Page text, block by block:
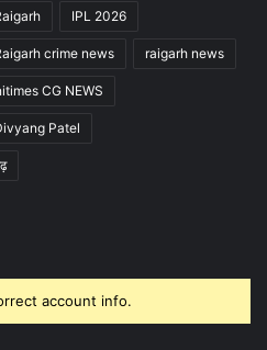
IPL 2026
crime news raigarh news
CG NEWS
Patel
account info.